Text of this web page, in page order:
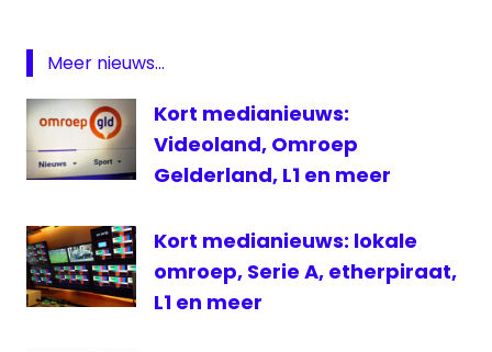
Meer nieuws...
Kort medianieuws:
Videoland, Omroep
Gelderland, L1 en meer
Kort medianieuws: lokale
omroep, Serie A, etherpiraat,
L1 en meer